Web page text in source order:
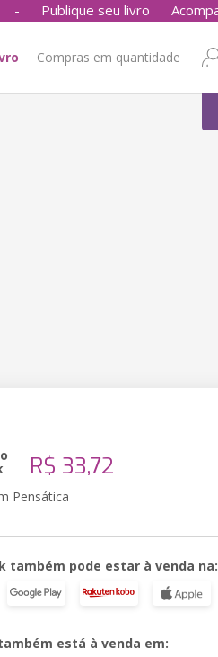
- Publique seu livro
Compras em quantidade
R$ 33,72
Pensática
também pode estar à venda na:
está à venda em: